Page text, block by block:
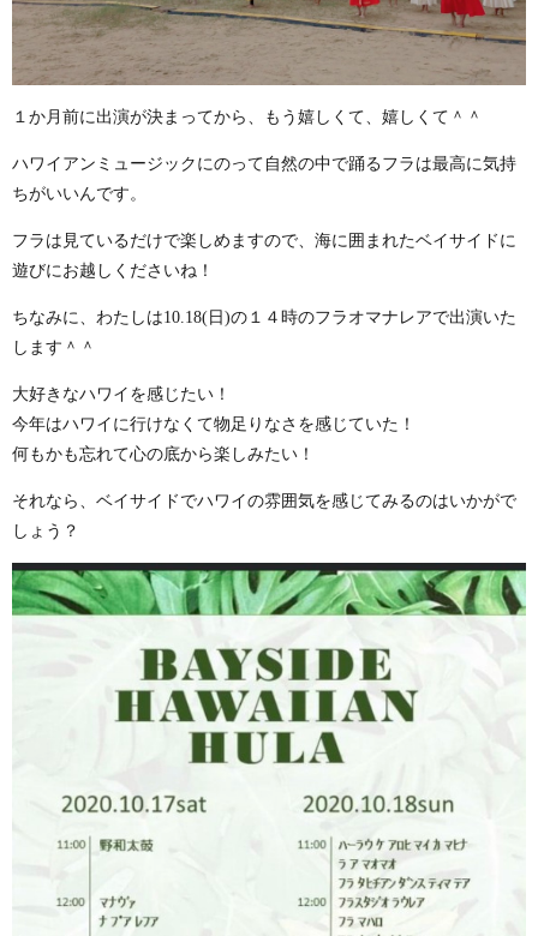
１か月前に出演が決まってから、もう嬉しくて、嬉しくて＾＾
ハワイアンミュージックにのって自然の中で踊るフラは最高に気持
ちがいいんです。
フラは見ているだけで楽しめますので、海に囲まれたベイサイドに
遊びにお越しくださいね！
ちなみに、わたしは10.18(日)の１４時のフラオマナレアで出演いた
します＾＾
大好きなハワイを感じたい！
今年はハワイに行けなくて物足りなさを感じていた！
何もかも忘れて心の底から楽しみたい！
それなら、ベイサイドでハワイの雰囲気を感じてみるのはいかがで
しょう？